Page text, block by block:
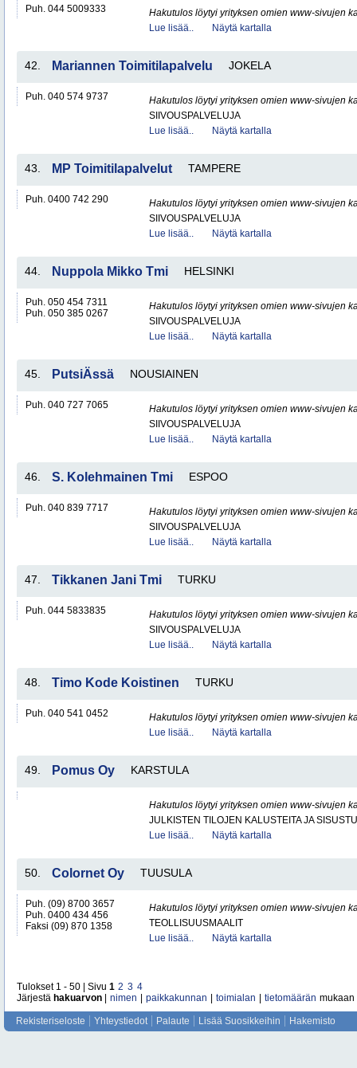
Puh. 044 5009333
Hakutulos löytyi yrityksen omien www-sivujen
Lue lisää..
Näytä kartalla
42. Mariannen Toimitilapalvelu JOKELA
Puh. 040 574 9737
Hakutulos löytyi yrityksen omien www-sivujen
SIIVOUSPALVELUJA
Lue lisää..
Näytä kartalla
43. MP Toimitilapalvelut TAMPERE
Puh. 0400 742 290
Hakutulos löytyi yrityksen omien www-sivujen
SIIVOUSPALVELUJA
Lue lisää..
Näytä kartalla
44. Nuppola Mikko Tmi HELSINKI
Puh. 050 454 7311
Puh. 050 385 0267
Hakutulos löytyi yrityksen omien www-sivujen
SIIVOUSPALVELUJA
Lue lisää..
Näytä kartalla
45. PutsiÄssä NOUSIAINEN
Puh. 040 727 7065
Hakutulos löytyi yrityksen omien www-sivujen
SIIVOUSPALVELUJA
Lue lisää..
Näytä kartalla
46. S. Kolehmainen Tmi ESPOO
Puh. 040 839 7717
Hakutulos löytyi yrityksen omien www-sivujen
SIIVOUSPALVELUJA
Lue lisää..
Näytä kartalla
47. Tikkanen Jani Tmi TURKU
Puh. 044 5833835
Hakutulos löytyi yrityksen omien www-sivujen
SIIVOUSPALVELUJA
Lue lisää..
Näytä kartalla
48. Timo Kode Koistinen TURKU
Puh. 040 541 0452
Hakutulos löytyi yrityksen omien www-sivujen
Lue lisää..
Näytä kartalla
49. Pomus Oy KARSTULA
Hakutulos löytyi yrityksen omien www-sivujen
JULKISTEN TILOJEN KALUSTEITA JA
Lue lisää..
Näytä kartalla
50. Colornet Oy TUUSULA
Puh. (09) 8700 3657
Puh. 0400 434 456
Faksi (09) 870 1358
Hakutulos löytyi yrityksen omien www-sivujen
TEOLLISUUSMAALIT
Lue lisää..
Näytä kartalla
Tulokset 1 - 50 | Sivu 1 2 3 4
Järjestä hakuarvon nimen paikkakunnan toimialan tietomäärän mukaan
Rekisteriseloste Yhteystiedot Palaute Lisää Suosikkeihin Hakemisto